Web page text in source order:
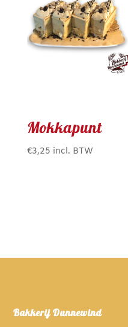
Mokkapunt
€3,25 incl. BTW
Bakkerij Dunnewind